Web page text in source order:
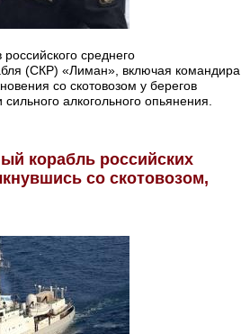
среднего
(СКР) «Лиман», включая командира
со скотовозом у берегов
алкогольного опьянения.
корабль российских
со скотовозом,